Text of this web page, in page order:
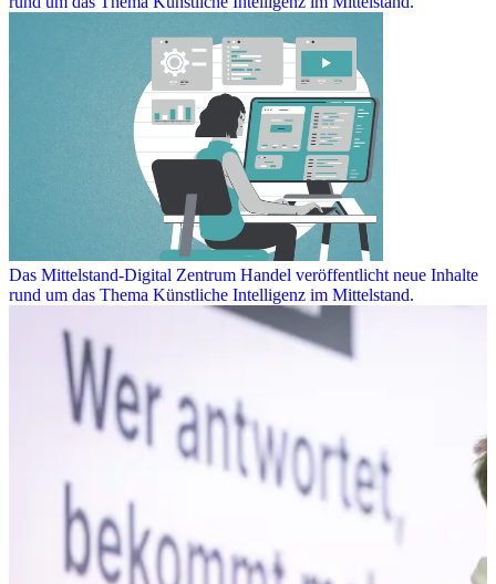
Das Mittelstand-Digital Zentrum Handel veröffentlicht neue Inhalte
rund um das Thema Künstliche Intelligenz im Mittelstand.